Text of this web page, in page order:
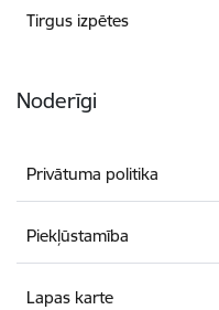
Tirgus izpētes
Noderīgi
Privātuma politika
Piekļūstamība
Lapas karte